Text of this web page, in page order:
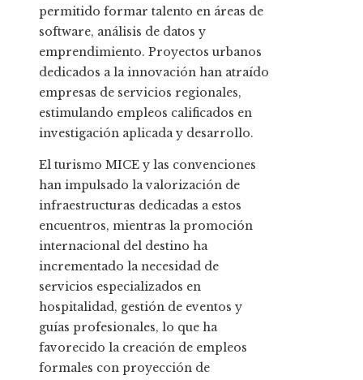
permitido formar talento en áreas de
software, análisis de datos y
emprendimiento. Proyectos urbanos
dedicados a la innovación han atraído
empresas de servicios regionales,
estimulando empleos calificados en
investigación aplicada y desarrollo.
El turismo MICE y las convenciones
han impulsado la valorización de
infraestructuras dedicadas a estos
encuentros, mientras la promoción
internacional del destino ha
incrementado la necesidad de
servicios especializados en
hospitalidad, gestión de eventos y
guías profesionales, lo que ha
favorecido la creación de empleos
formales con proyección de